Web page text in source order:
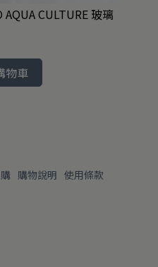
CULTURE 玻璃
物車
購物說明 使用條款